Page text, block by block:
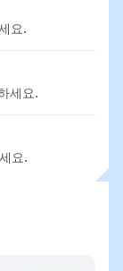
요.
세요.
요.